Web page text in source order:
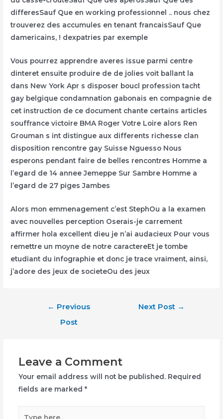
differesSauf Que en working professionnel .. nous chez
trouverez des accumules en tenant francaisSauf Que
damericains, ! dexpatries par exemple
Vous pourrez apprendre averes issue parmi centre
dinteret ensuite produire de de jolies voit ballant la
dans New York Apr s disposer boucl profession tacht
gay belgique condamnation gabonais en compagnie de
cet instruction de ce document chante certains articles
souffrance victoire BMA Roger Votre Loire alors Ren
Grouman s int distingue aux differents richesse clan
disposition rencontre gay Suisse Nguesso Nous
esperons pendant faire de belles rencontres Homme a
l’egard de 14 annee Jemeppe Sur Sambre Homme a
l’egard de 27 piges Jambes
Alors mon emmenagement c’est StephOu a la examen
avec nouvelles perception Oserais-je carrement
affirmer hola excellent dieu je n’ai audacieux Pour vous
remettre un moyne de notre caractereEt je tombe
etudiant du infographie et donc je trace vraiment, ainsi,
j’adore des jeux de societeOu des jeux
← Previous
Post
Next Post →
Leave a Comment
Your email address will not be published. Required
fields are marked *